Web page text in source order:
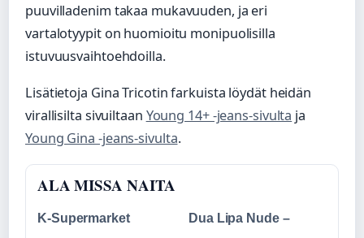
puuvilladenim takaa mukavuuden, ja eri
vartalotyypit on huomioitu monipuolisilla
istuvuusvaihtoehdoilla.
Lisätietoja Gina Tricotin farkuista löydät heidän
virallisilta sivuiltaan Young 14+ -jeans-sivulta ja
Young Gina -jeans-sivulta.
ALA MISSA NAITA
K-Supermarket Dua Lipa Nude –